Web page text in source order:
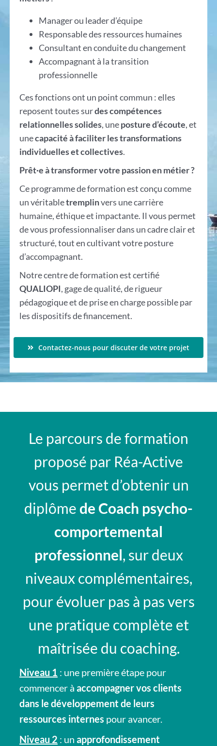
Manager ou leader d’équipe
Responsable des ressources humaines
Consultant en conduite du changement
Accompagnant à la transition
professionnelle
Ces fonctions ont un point commun : elles
reposent toutes surdes compétences
relationnelles solides, uneposture d’écoute, et
unecapacité à faciliter les transformations
individuelles et collectives.
Prêt·e à transformer votre passion en métier ?
Ce programme de formation est conçu comme
un véritabletremplinvers une carrière
humaine, éthique et impactante. Il vous permet
de vous professionnaliser dans un cadre clair et
structuré, tout en cultivant votre posture
d’accompagnant.
Notre centre de formation est certifié
QUALIOPI, gage de qualité, de rigueur
pédagogique et de prise en charge possible par
les dispositifs de financement.
Contactez-nous pour discuter de votre projet
Le parcours de formation
proposé par Réa-Active
vous permet d’obtenir un
diplôme de Coach psycho-
comportemental
professionnel, sur deux
niveaux complémentaires,
pour évoluer pas à pas vers
une pratique complète et
maîtrisée du coaching.
Niveau 1 : une première étape pour
commencer à accompagner vos clients
dans le développement de leurs
ressources internes pour avancer.
Niveau 2 : un approfondissement